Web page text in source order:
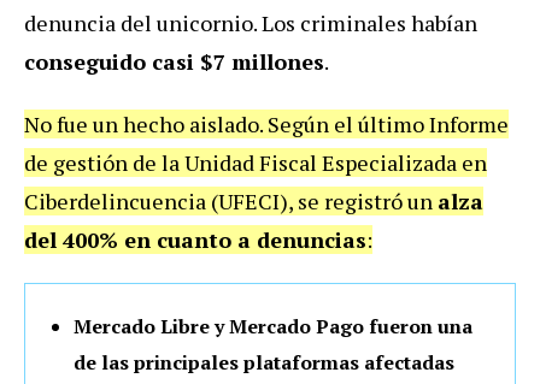
denuncia del unicornio. Los criminales habían
conseguido casi $7 millones.
No fue un hecho aislado. Según el último Informe
de gestión de la Unidad Fiscal Especializada en
Ciberdelincuencia (UFECI), se registró un alza
del 400% en cuanto a denuncias:
Mercado Libre y Mercado Pago fueron una
de las principales plataformas afectadas